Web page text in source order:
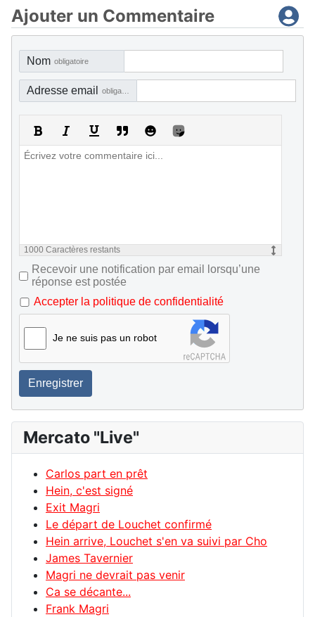
Ajouter un Commentaire
Nom obligatoire
Adresse email
1000 Caractères restants
Recevoir une notification par email lorsqu’une
réponse est postée
Accepter la politique de confidentialité
Je ne suis pas un robot
Enregistrer
Mercato "Live"
Carlos part en prêt
Hein, c'est signé
Exit Magri
Le départ de Louchet confirmé
Hein arrive, Louchet s'en va suivi par Cho
James Tavernier
Magri ne devrait pas venir
Ca se décante...
Frank Magri